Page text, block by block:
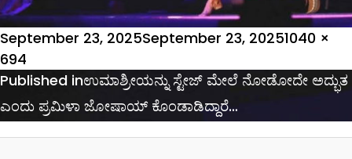
Posted
on
September 23, 2025September 23, 2025Full
1040 ×
694
Post
navigation
Published inಉಮಾಶ್ರೀಯನ್ನು ಸ್ಟೇಜ್ ಮೇಲೆ ನೋಡೋದೇ ಅದ್ಭುತ
ಎಂದು ಪ್ರಮಿಳಾ ಜೋಷಾಯ್ ಕೊಂಡಾಡಿದ್ದಾರೆ…